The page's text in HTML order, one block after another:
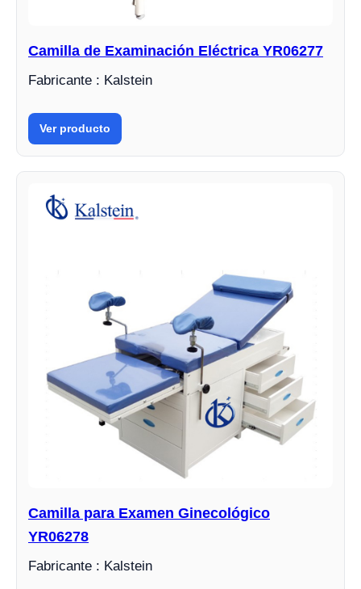
Camilla de Examinación Eléctrica YR06277
Fabricante : Kalstein
Ver producto
Camilla para Examen Ginecológico
YR06278
Fabricante : Kalstein